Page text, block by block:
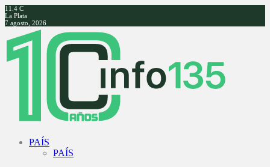
11.4 C
La Plata
7 agosto, 2026
Facebook
Twitter
Instagram
Youtube
PAÍS
PAÍS